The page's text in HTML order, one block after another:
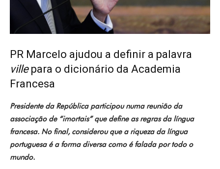
PR Marcelo ajudou a definir a palavra
villepara o dicionário da Academia
Francesa
Presidente da República participou numa reunião da
associação de “imortais” que define as regras da língua
francesa. No final, considerou que a riqueza da língua
portuguesa é a forma diversa como é falada por todo o
mundo.